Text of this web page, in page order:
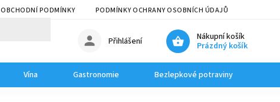
OBCHODNÍ PODMÍNKY PODMÍNKY OCHRANY OSOBNÍCH ÚDAJŮ
Nákupní košík
Prázdný košík
Přihlášení
Vína Gastronomie Bezlepkové potraviny